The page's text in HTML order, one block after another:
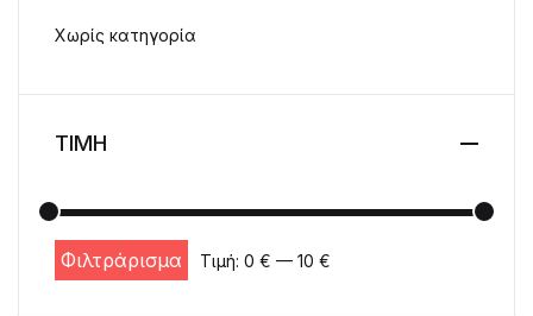
Χωρίς κατηγορία
ΤΙΜΗ
Ελάχιστη τιμή
Μέγιστη τιμή
Φιλτράρισμα Τιμή: 0 € — 10 €